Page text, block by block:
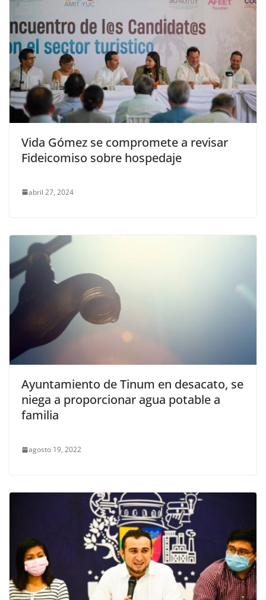
Vida Gómez se compromete a revisar
Fideicomiso sobre hospedaje
abril 27, 2024
Ayuntamiento de Tinum en desacato, se
niega a proporcionar agua potable a
familia
agosto 19, 2022